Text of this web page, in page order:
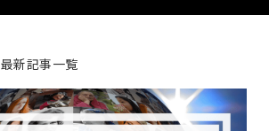
最新記事一覧